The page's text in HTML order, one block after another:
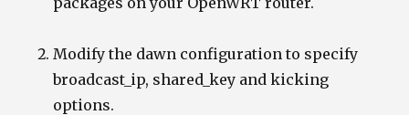
Modify the dawn configuration to specify
broadcast_ip, shared_key and kicking
options.